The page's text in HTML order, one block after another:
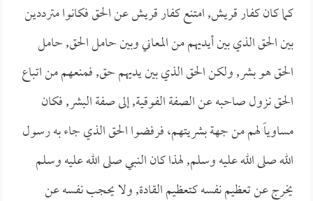
كما كان كفار قريش, امتنع كفار قريش عن الحق فكانوا مترددين
بين الحق الذي بين أيديهم من المعاني وبين حامل الحق, حامل
الحق هو بشر, ولكن الحق الذي بين يديهم حق, فمنعهم من اتباع
الحق نزول صاحبه عن الصفة الفوقية, إلى صفة البشر, فكان
مساوياً لهم من جهة بشريتهم، فرفضوا الحق الذي جاء به رسول
الله صلى الله عليه وسلم, لهذا كان النبي صلى الله عليه وسلم
يخرج عن تعظيم نفسه كتعظيم القادة, ولا يحجب نفسه عن